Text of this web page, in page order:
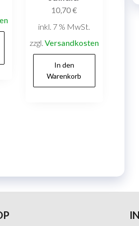
10,70€
inkl. 7 % MwSt.
zzgl. Versandkosten
In den
Warenkorb